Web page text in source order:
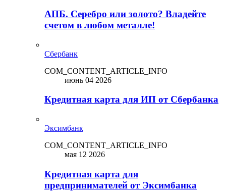
АПБ. Серебро или золото? Владейте
счетом в любом металле!
Сбербанк
COM_CONTENT_ARTICLE_INFO
июнь 04 2026
Кредитная карта для ИП от Сбербанка
Эксимбанк
COM_CONTENT_ARTICLE_INFO
мая 12 2026
Кредитная карта для
предпринимателей от Эксимбанка